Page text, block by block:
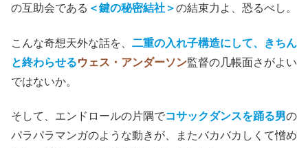
の互助会である ＜鍵の秘密結社＞の結束力よ、恐るべし。
こんな奇想天外な話を、 二重の入れ子構造にして、きちん
と終わらせるウェス・アンダーソン監督の几帳面さがよい
ではないか。
そして、エンドロールの片隅でコサックダンスを踊る男の
パラパラマンガのような動きが、またバカバカしくて憎め